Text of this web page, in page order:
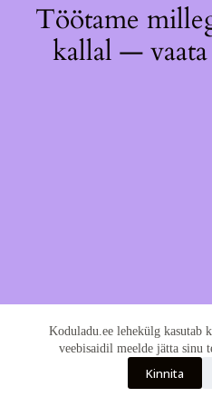
Koduladu.ee lehekülg kasutab
veebisaidil meelde jätta sinu
Kinnita
Töötame
kallal —